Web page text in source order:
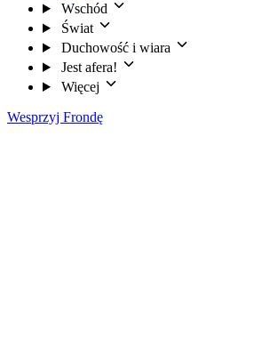
Wschód
Świat
Duchowość i wiara
Jest afera!
Więcej
Wesprzyj Frondę